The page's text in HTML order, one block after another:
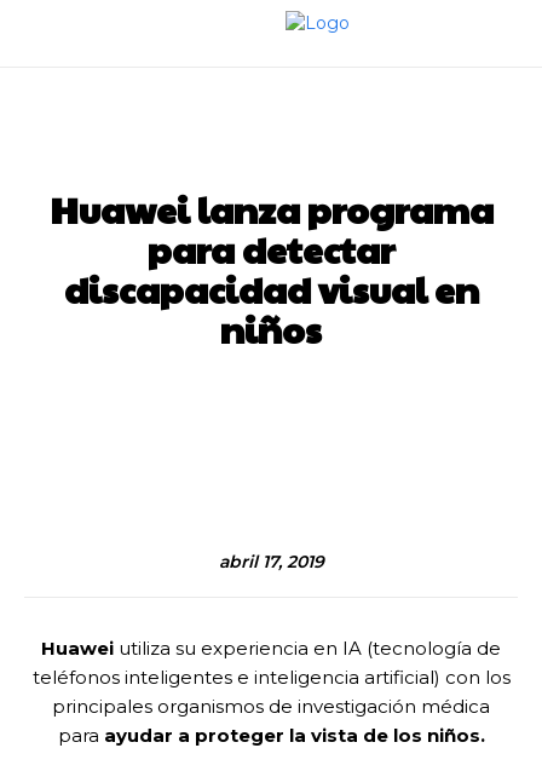
Huawei lanza programa
para detectar
discapacidad visual en
niños
abril 17, 2019
Huawei utiliza su experiencia en IA (tecnología de
teléfonos inteligentes e inteligencia artificial) con los
principales organismos de investigación médica
para ayudar a proteger la vista de los niños.